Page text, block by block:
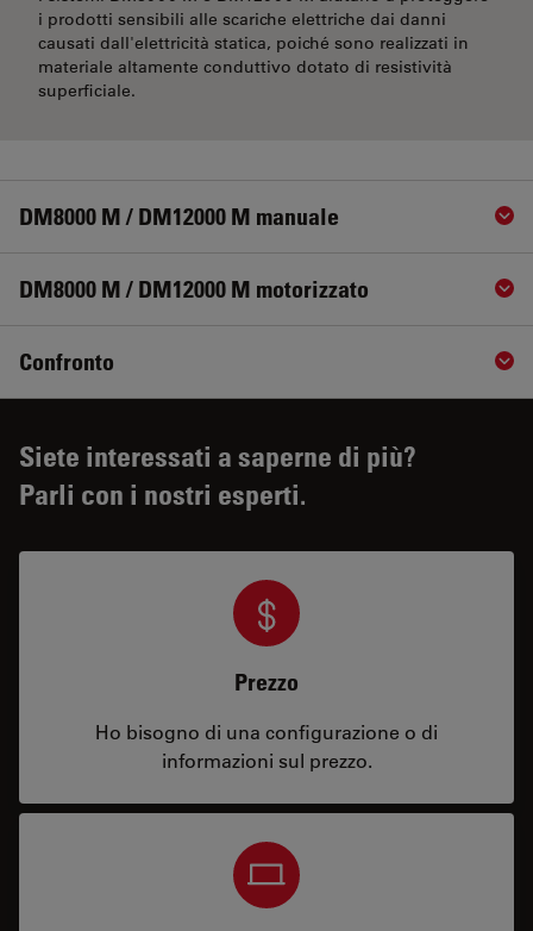
i prodotti sensibili alle scariche elettriche dai danni
causati dall'elettricità statica, poiché sono realizzati in
materiale altamente conduttivo dotato di resistività
superficiale.
DM8000 M / DM12000 M manuale
DM8000 M / DM12000 M motorizzato
Confronto
Siete interessati a saperne di più?
Parli con i nostri esperti.
Prezzo
Ho bisogno di una configurazione o di
informazioni sul prezzo.